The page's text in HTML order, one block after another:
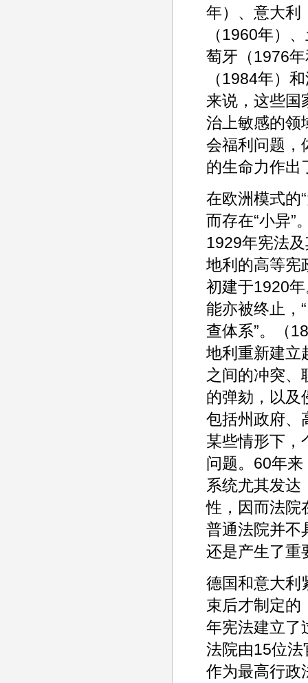
年）、意大利
（1960年）
萄牙（1976
（1984年）
来说，这些国
治上敏感的领
会福利问题，
的生命力作出
在欧洲模式的
而存在“小异”
1929年宪法
地利的高等宪
初建于1920
能亦被终止，
查体系”。（
地利重新建立
之间的冲突、
的弹劾，以及
包括州政府、
某些情形下，
问题。60年
系统尤其发达
性，因而法院
普通法院并不
还是产生了重
德国和意大利
束后才制定的
年宪法建立了
法院由15位
作为最高行政